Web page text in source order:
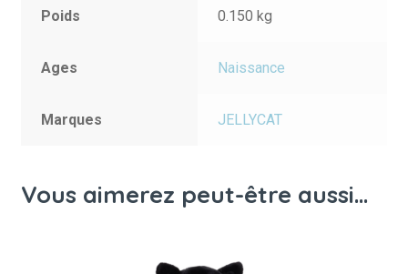
Poids 0.150 kg
Ages Naissance
Marques JELLYCAT
Vous aimerez peut-être aussi…